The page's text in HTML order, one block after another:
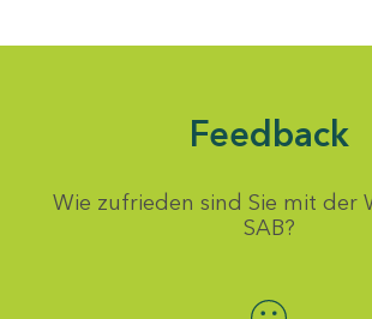
Feedback
Wie zufrieden sind Sie mit der
SAB?
Bewertung